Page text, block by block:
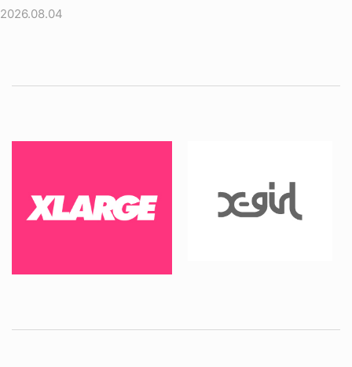
2026.08.04